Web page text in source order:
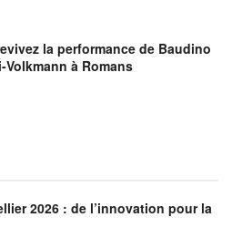
la performance de Baudino
Volkmann à Romans
2026 : de l’innovation pour la